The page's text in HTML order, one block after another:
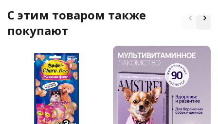
C этим товаром также
покупают